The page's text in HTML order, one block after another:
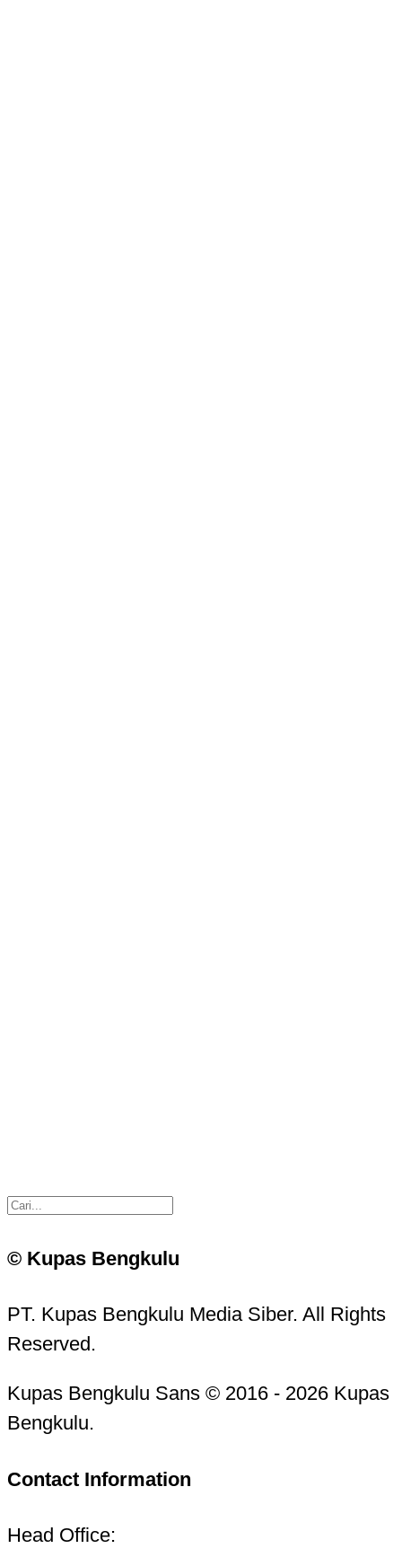
© Kupas Bengkulu
PT. Kupas Bengkulu Media Siber. All Rights
Reserved.
Kupas Bengkulu Sans © 2016 - 2026 Kupas
Bengkulu.
Contact Information
Head Office: